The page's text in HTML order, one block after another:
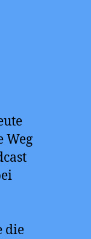
Weg
die